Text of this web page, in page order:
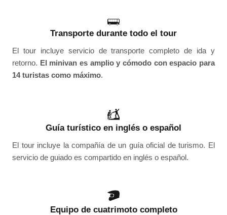
Transporte durante todo el tour
El tour incluye servicio de transporte completo de ida y
retorno. El minivan es amplio y cómodo con espacio para
14 turistas como máximo.
Guía turístico en inglés o español
El tour incluye la compañía de un guía oficial de turismo. El
servicio de guiado es compartido en inglés o español.
Equipo de cuatrimoto completo